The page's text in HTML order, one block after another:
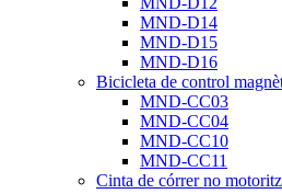
MND-D14
MND-D15
MND-D16
Bicicleta de control
MND-CC03
MND-CC04
MND-CC10
MND-CC11
Cinta de córrer no